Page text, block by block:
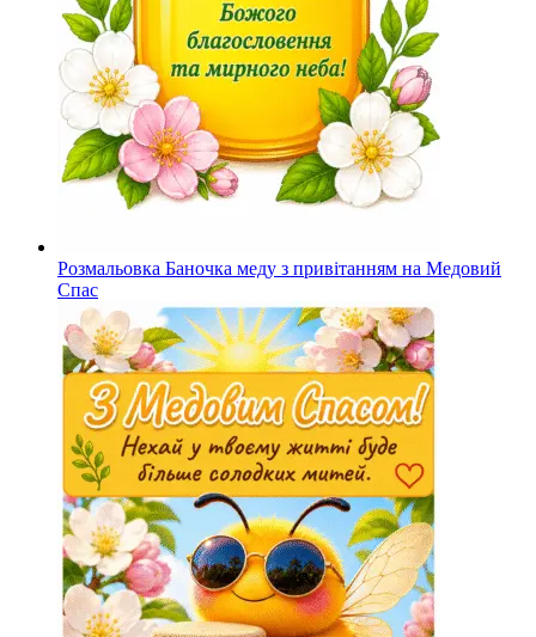
Розмальовка Баночка меду з привітанням на Медовий
Спас